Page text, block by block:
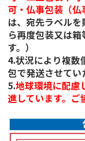
可・仏事包装（仏
は、宛先ラベル
ら再度包装又は
す。）
4.状況により複数
包で発送させてい
5.地球環境に配慮
進しています。ご